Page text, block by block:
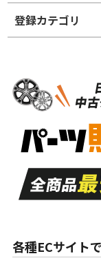
ホイールラ
S
A
走行距離
目立つ傷
ない
な
登録カテゴリ
ホイールのみ
各種ECサイト